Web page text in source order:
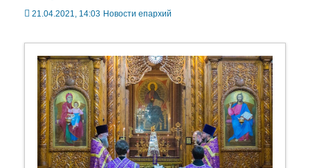
21.04.2021, 14:03 Новости епархий